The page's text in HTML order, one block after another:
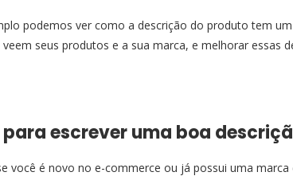
podemos ver como a descrição do produto tem
seus produtos e a sua marca, e melhorar essas
para escrever uma boa
você é novo no e-commerce ou já possui uma